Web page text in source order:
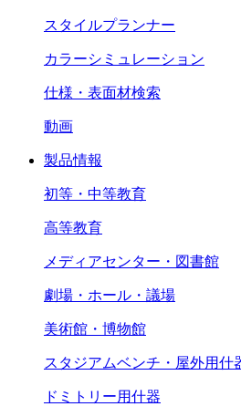
スタイルプランナー
カラーシミュレーション
仕様・表面材検索
動画
製品情報
初等・中等教育
高等教育
メディアセンター・図書館
劇場・ホール・議場
美術館・博物館
スタジアムベンチ・屋外用什
ドミトリー用什器